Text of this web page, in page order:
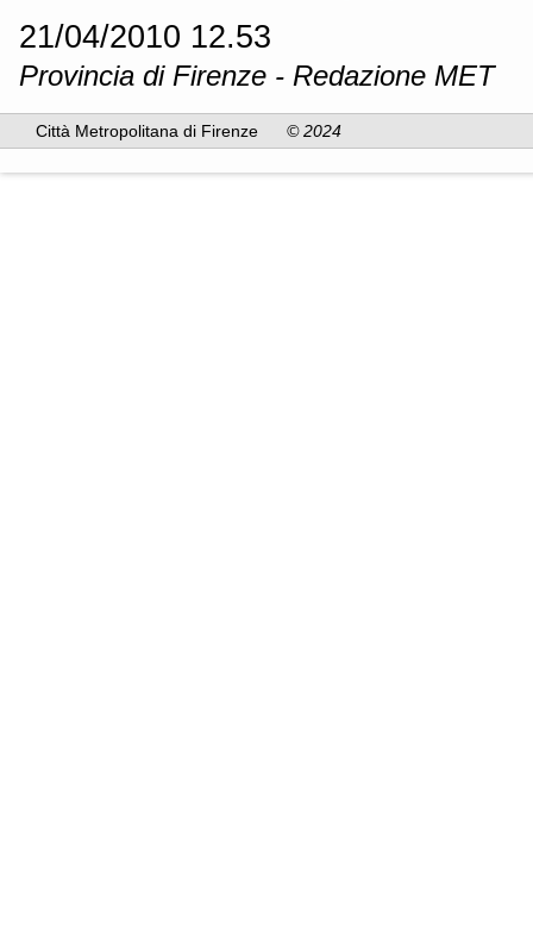
21/04/2010 12.53
Provincia di Firenze - Redazione MET
Città Metropolitana di Firenze © 2024